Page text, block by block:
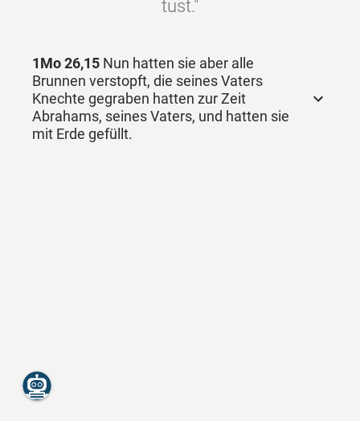
tust."
1Mo 26,15 Nun hatten sie aber alle
Brunnen verstopft, die seines Vaters
Knechte gegraben hatten zur Zeit
Abrahams, seines Vaters, und hatten sie
mit Erde gefüllt.